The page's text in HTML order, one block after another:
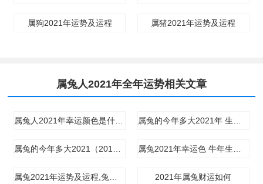
属狗2021年运势及运程 属猪2021年运势及运程
属兔人2021年全年运势相关文章
属兔人2021年幸运颜色是什么(图文)
2021年属兔财运如何